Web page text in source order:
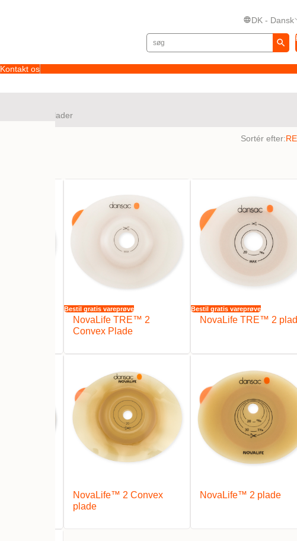
DK - Dansk
Kontakt os
Plader
Sortér efter:
Bestil gratis vareprøve
NovaLife TRE™ 2
Convex Plade
Bestil gratis vareprøve
NovaLife TRE™ 2
NovaLife™ 2 Convex
plade
NovaLife™ 2 plade